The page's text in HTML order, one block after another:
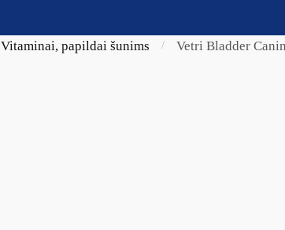
Vitaminai, papildai šunims /
Vetri Bladder